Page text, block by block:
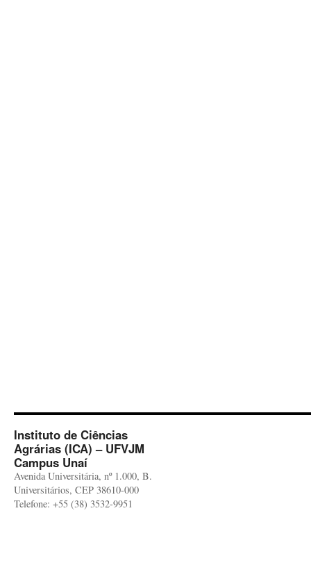
Instituto de Ciências
Agrárias (ICA) – UFVJM
Campus Unaí
Avenida Universitária, nº 1.000, B.
Universitários, CEP 38610-000
Telefone: +55 (38) 3532-9951